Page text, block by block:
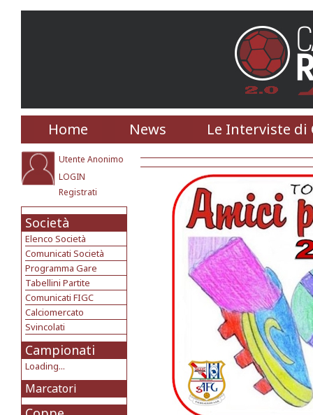
Home News Le Interviste di
Utente Anonimo
LOGIN
Registrati
Società
Elenco Società
Comunicati Società
Programma Gare
Tabellini Partite
Comunicati FIGC
Calciomercato
Svincolati
Campionati
Loading...
Marcatori